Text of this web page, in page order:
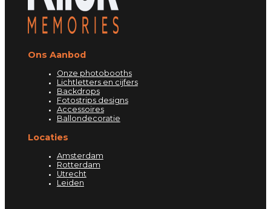
Onze photobooths
Lichtletters en cijfers
Backdrops
Fotostrips designs
Accessoires
Amsterdam
Rotterdam
Utrecht